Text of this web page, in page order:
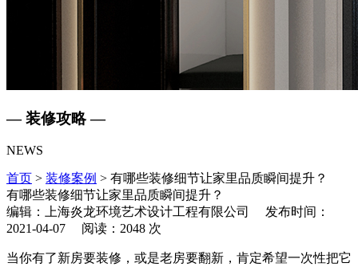
— 装修攻略 —
NEWS
首页 > 装修案例 > 有哪些装修细节让家里品质瞬间提升？
有哪些装修细节让家里品质瞬间提升？
编辑：上海炎龙环境艺术设计工程有限公司 发布时间：
2021-04-07 阅读：2048 次
当你有了新房要装修，或是老房要翻新，肯定希望一次性把它